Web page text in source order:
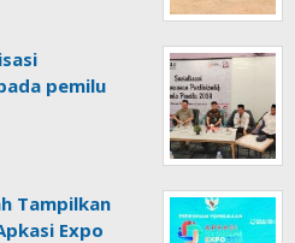
pemilu
Tampilkan
Expo